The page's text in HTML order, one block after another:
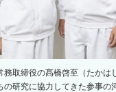
取締役の髙橋啓至（たかは
の研究に協力してきた参事の